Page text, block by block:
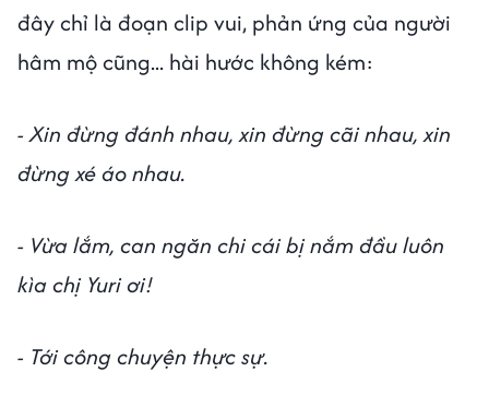
đây chỉ là đoạn clip vui, phản ứng của người
hâm mộ cũng... hài hước không kém:
- Xin đừng đánh nhau, xin đừng cãi nhau, xin
đừng xé áo nhau.
- Vừa lắm, can ngăn chi cái bị nắm đầu luôn
kìa chị Yuri ơi!
- Tới công chuyện thực sự.